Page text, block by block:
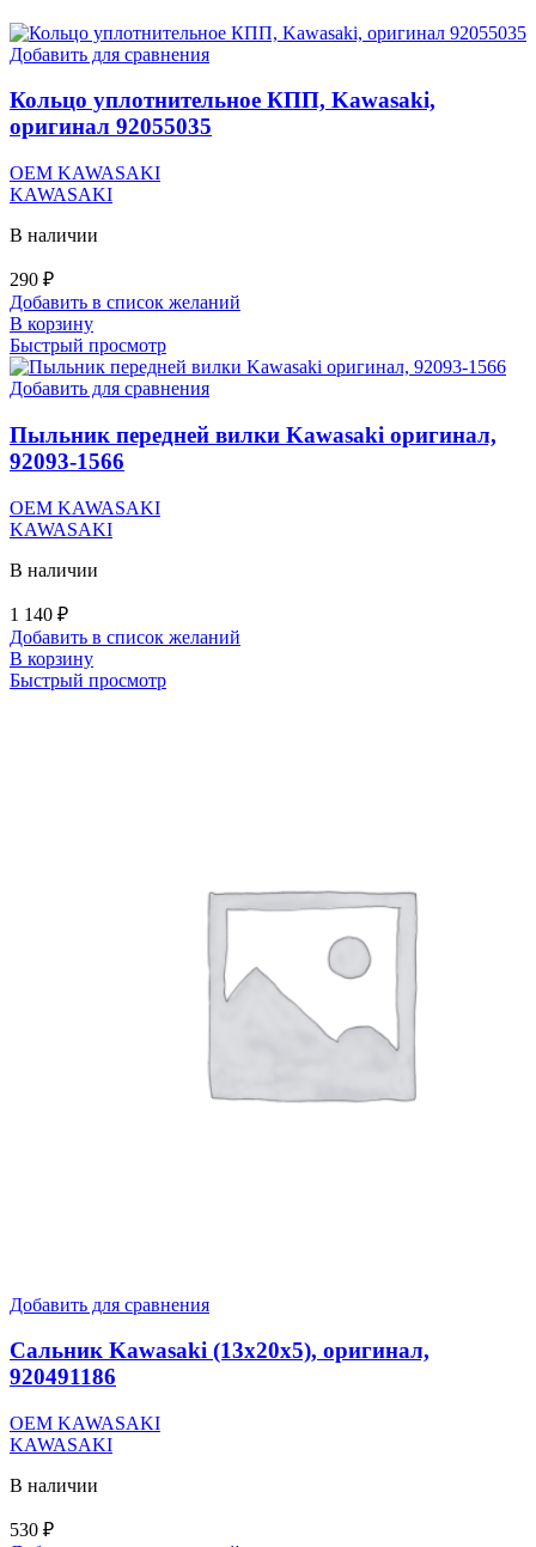
Добавить для сравнения
Кольцо уплотнительное КПП, Kawasaki,
оригинал 92055035
OEM KAWASAKI
KAWASAKI
В наличии
290 ₽
Добавить в список желаний
В корзину
Быстрый просмотр
Добавить для сравнения
Пыльник передней вилки Kawasaki оригинал,
92093-1566
OEM KAWASAKI
KAWASAKI
В наличии
1 140 ₽
Добавить в список желаний
В корзину
Быстрый просмотр
Добавить для сравнения
Сальник Kawasaki (13x20x5), оригинал,
920491186
OEM KAWASAKI
KAWASAKI
В наличии
530 ₽